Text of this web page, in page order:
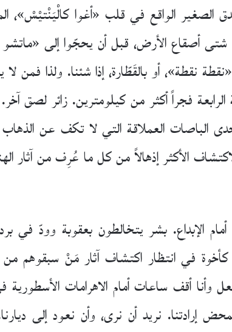
الصغير الواقع في قلب «أغوا
من شتى أصقاع الأرض، قبل أن يحجّوا إلى
«نقطة نقطة»، أو بالقَطّارة، إذا شئنا. ولذا
فجراً أكثر من كيلومترين. زائر لصق
العملاقة التي لا تكف عن الذهاب
الأكثر إذهالاً من كل ما عُرِف من آثار
الإبداع. بشر يتخالطون بعقوبة وودّ
كأخوة في انتظار اكتشاف آثار مَنْ سبقوهم من
وأنا أقف ساعات أمام الاهرامات
إرادتنا. نريد أن نرى، وأن نعود إلى